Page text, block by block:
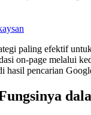
paling efektif
on-page melalui
hasil pencarian